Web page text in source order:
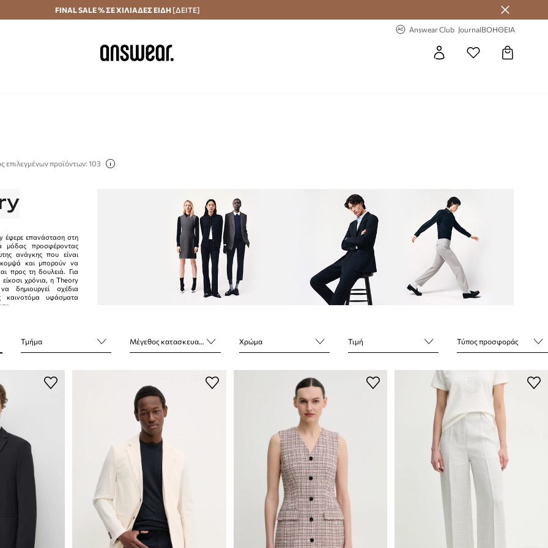
Αποστολή σε 24 ώρες Εξοικονομήστε με το Answear Club
FINAL SALE % ΣΕ ΧΙΛΙΑΔΕΣ ΕΙΔΗ [ΔΕΙΤΕ]
Answear Club JournalΒΟΗΘΕΙΑ
επιλεγμένων προϊόντων: 103
έφερε επανάσταση στη
μόδας προσφέροντας
ανάγκης που είναι
κομψά και μπορούν να
προς τη δουλειά. Για
χρόνια, η Theory
δημιουργεί σχέδια
καινοτόμα υφάσματα
Τμήμα Μέγεθος κατασκευαστή Χρώμα Τιμή Τύπος προσφοράς